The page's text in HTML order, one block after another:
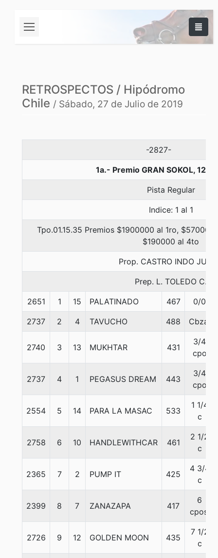
RETROSPECTOS / Hipódromo
Chile / Sábado, 27 de Julio de 2019
-2827-
1a.- Premio GRAN SOKOL,
Pista Regular
Indice: 1 al 1
Tpo.01.15.35 Premios $1900000 al 1ro,
$190000 al 4to
Prop. CASTRO INDO
Prep. L. TOLEDO C.
2651 1 15 PALATINADO 467 0/0
2737 2 4 TAVUCHO 488 Cbza.
2740 3 13 MUKHTAR 431
3/4
cpo
2737 4 1 PEGASUS DREAM 443
3/4
cpo
2554 5 14 PARA LA MASAC 533
1 1/4
c
2758 6 10 HANDLEWITHCAR 461
2 1/2
c
2365 7 2 PUMP IT 425
4 3/4
c
2399 8 7 ZANAZAPA 417
6
cpos.
2726 9 12 GOLDEN MOON 435
7 1/2
c